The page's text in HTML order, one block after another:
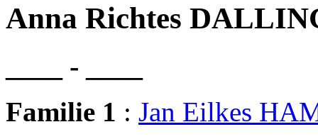
Anna Richtes
____ - ____
Familie 1 : Jan Eilkes